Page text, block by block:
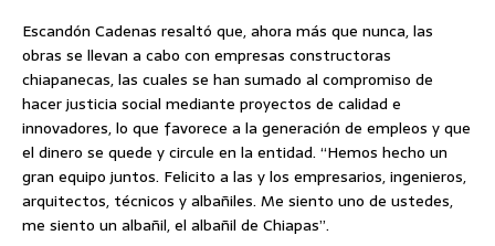
Escandón Cadenas resaltó que, ahora más que nunca, las
obras se llevan a cabo con empresas constructoras
chiapanecas, las cuales se han sumado al compromiso de
hacer justicia social mediante proyectos de calidad e
innovadores, lo que favorece a la generación de empleos y que
el dinero se quede y circule en la entidad. “Hemos hecho un
gran equipo juntos. Felicito a las y los empresarios, ingenieros,
arquitectos, técnicos y albañiles. Me siento uno de ustedes,
me siento un albañil, el albañil de Chiapas”.